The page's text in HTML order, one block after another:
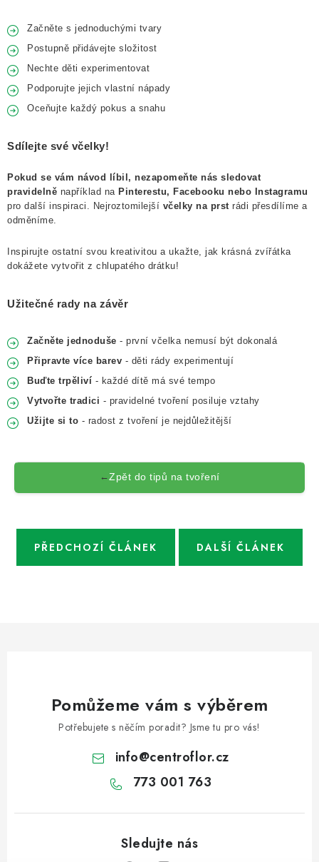
Začněte s jednoduchými tvary
Postupně přidávejte složitost
Nechte děti experimentovat
Podporujte jejich vlastní nápady
Oceňujte každý pokus a snahu
Sdílejte své včelky!
Pokud se vám návod líbil, nezapomeňte nás sledovat
pravidelně například na Pinterestu, Facebooku nebo Instagramu
pro další inspiraci. Nejroztomilejší včelky na prst rádi přesdílíme a
odměníme.
Inspirujte ostatní svou kreativitou a ukažte, jak krásná zvířátka
dokážete vytvořit z chlupatého drátku!
Užitečné rady na závěr
Začněte jednoduše - první včelka nemusí být dokonalá
Připravte více barev - děti rády experimentují
Buďte trpěliví - každé dítě má své tempo
Vytvořte tradici - pravidelné tvoření posiluje vztahy
Užijte si to - radost z tvoření je nejdůležitější
←Zpět do tipů na tvoření
PŘEDCHOZÍ ČLÁNEK DALŠÍ ČLÁNEK
Pomůžeme vám s výběrem
Potřebujete s něčím poradit? Jsme tu pro vás!
info@centroflor.cz
773 001 763